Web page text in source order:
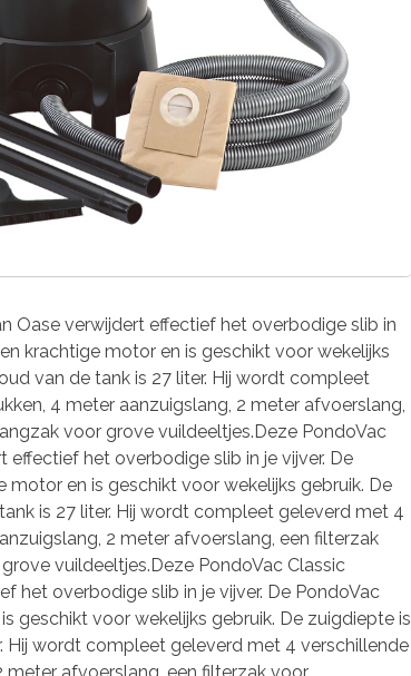
Oase verwijdert effectief het overbodige slib in
krachtige motor en is geschikt voor wekelijks
van de tank is 27 liter. Hij wordt compleet
4 meter aanzuigslang, 2 meter afvoerslang,
voor grove vuildeeltjes.Deze PondoVac
het overbodige slib in je vijver. De
motor en is geschikt voor wekelijks gebruik. De
is 27 liter. Hij wordt compleet geleverd met 4
2 meter afvoerslang, een filterzak
vuildeeltjes.Deze PondoVac Classic
het overbodige slib in je vijver. De PondoVac
geschikt voor wekelijks gebruik. De zuigdiepte is
Hij wordt compleet geleverd met 4 verschillende